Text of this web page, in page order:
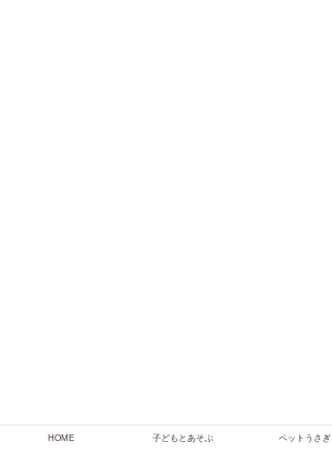
HOME 子どもとあそぶ ペットうさぎ